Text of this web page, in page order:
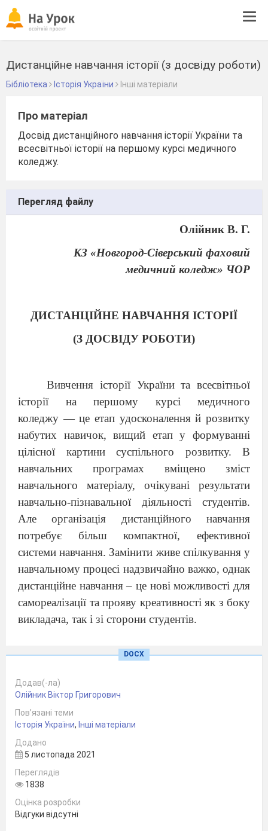
Дистанційне навчання історії (з досвіду роботи)
Бібліотека Історія України Інші матеріали
Про матеріал
Досвід дистанційного навчання історії України та
всесвітньої історії на першому курсі медичного
коледжу.
Перегляд файлу
Олійник В. Г.
КЗ «Новгород-Сіверський фаховий
медичний коледж» ЧОР
ДИСТАНЦІЙНЕ НАВЧАННЯ ІСТОРІЇ
(З ДОСВІДУ РОБОТИ)
Вивчення історії України та всесвітньої
історії на першому курсі медичного
коледжу — це етап удосконалення й розвитку
набутих навичок, вищий етап у формуванні
цілісної картини суспільного розвитку. В
навчальних програмах вміщено зміст
навчального матеріалу, очікувані результати
навчально-пізнавальної діяльності студентів.
Але організація дистанційного навчання
потребує більш компактної, ефективної
системи навчання. Замінити живе спілкування у
навчальному процесі надзвичайно важко, однак
дистанційне навчання – це нові можливості для
самореалізації та прояву креативності як з боку
викладача, так і зі сторони студентів.
історії, прагнемо синхронізувати вивчення
історії України та всесвітньої історії. У
студентів повинні сформуватися розуміння
і вміння інтерпретувати історичний розвиток
України та інших держав як цілісну систему
світового культурного, економічного,
соціального та політичного простору,
пояснювати взаємодію української та світової
виклики, з якими стикалися держави, народи,
DOCX
Додав(-ла)
Олійник Віктор Григорович
Пов’язані теми
Історія України, Інші матеріали
Додано
5 листопада 2021
Переглядів
1838
Оцінка розробки
Відгуки відсутні